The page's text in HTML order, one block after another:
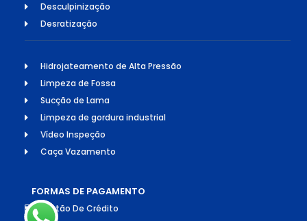
Desculpinização
Desratização
Hidrojateamento de Alta Pressão
Limpeza de Fossa
Sucção de Lama
Limpeza de gordura industrial
Vídeo Inspeção
Caça Vazamento
FORMAS DE PAGAMENTO
Cartão De Crédito